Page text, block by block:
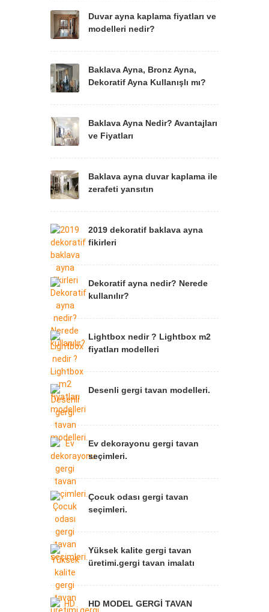
Duvar ayna kaplama fiyatları ve
modelleri nedir?
Baklava Ayna, Bronz Ayna,
Dekoratif Ayna Kullanışlı mı?
Baklava Ayna Nedir? Avantajları
ve Fiyatları
Baklava ayna duvar kaplama ile
zerafeti yansıtın
2019 dekoratif baklava ayna
fikirleri
Dekoratif ayna nedir? Nerede
kullanılır?
Lightbox nedir ? Lightbox m2
fiyatları modelleri
Desenli gergi tavan modelleri.
Ev dekorayonu gergi tavan
seçimleri.
Çocuk odası gergi tavan
seçimleri.
Yüksek kalite gergi tavan
üretimi.gergi tavan imalatı
HD MODEL GERGİ TAVAN